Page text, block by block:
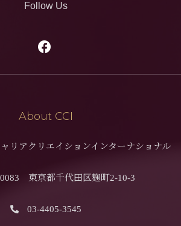
Follow Us
About CCI
リアクリエイションインターナショナル
0083 東京都千代田区麹町2-10-3
03-4405-3545